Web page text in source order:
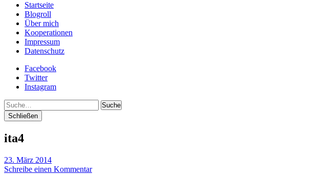
Startseite
Blogroll
Über mich
Kooperationen
Impressum
Datenschutz
Facebook
Twitter
Instagram
Suche
Schließen
ita4
23. März 2014
Schreibe einen Kommentar